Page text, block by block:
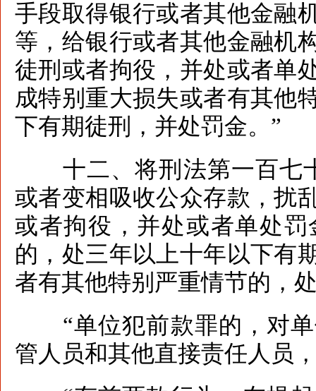
手段取得银行或者其他金融
等，给银行或者其他金融机
徒刑或者拘役，并处或者单
成特别重大损失或者有其他
下有期徒刑，并处罚金。”
十二、将刑法第一百七
或者变相吸收公众存款，扰
或者拘役，并处或者单处
的，处三年以上十年以下有
者有其他特别严重情节的，
“单位犯前款罪的，对单
管人员和其他直接责任人员